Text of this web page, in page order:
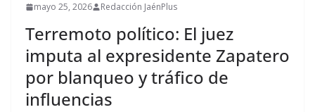
mayo 25, 2026 Redacción JaénPlus
Terremoto político: El juez
imputa al expresidente Zapatero
por blanqueo y tráfico de
influencias